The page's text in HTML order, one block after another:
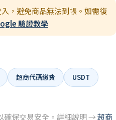
入，避免商品無法到帳。如需復
驗證教學
超商代碼繳費
USDT
確保交易安全。詳細說明 →超商